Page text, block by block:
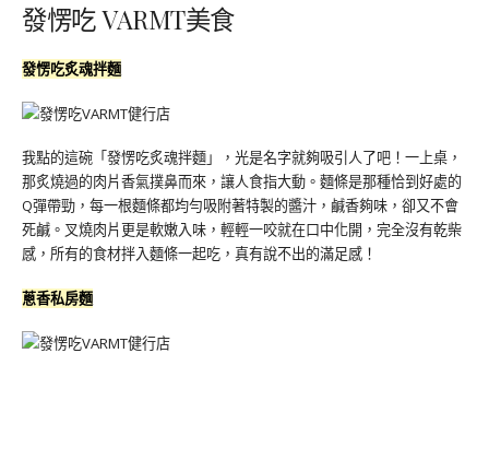
發愣吃 VARMT美食
發愣吃炙魂拌麵
我點的這碗「發愣吃炙魂拌麵」，光是名字就夠吸引人了吧！一上桌，
那炙燒過的肉片香氣撲鼻而來，讓人食指大動。麵條是那種恰到好處的
Q彈帶勁，每一根麵條都均勻吸附著特製的醬汁，鹹香夠味，卻又不會
死鹹。叉燒肉片更是軟嫩入味，輕輕一咬就在口中化開，完全沒有乾柴
感，所有的食材拌入麵條一起吃，真有說不出的滿足感！
蔥香私房麵